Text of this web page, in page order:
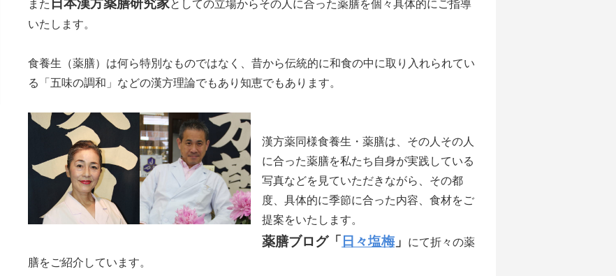
また 日本漢方薬膳研究家としての立場からその人に合った薬膳を個々具体的にご指導
いたします。
食養生（薬膳）は何ら特別なものではなく、昔から伝統的に和食の中に取り入れられてい
る「五味の調和」などの漢方理論でもあり知恵でもあります。
漢方薬同様食養生・薬膳は、その人その人
に合った薬膳を私たち自身が実践している
写真などを見ていただきながら、その都
度、具体的に季節に合った内容、食材をご
提案をいたします。
薬膳ブログ「 日々塩梅 」
にて折々の薬
膳をご紹介しています。